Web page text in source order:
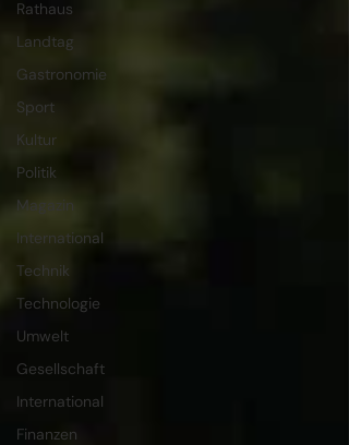
Rathaus
Landtag
Gastronomie
Sport
Kultur
Politik
Magazin
International
Technik
Technologie
Umwelt
Gesellschaft
International
Finanzen